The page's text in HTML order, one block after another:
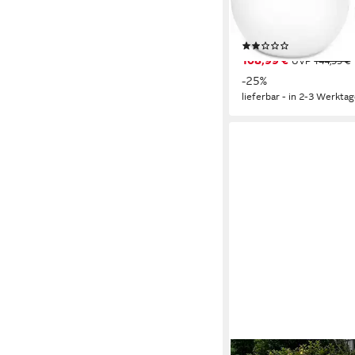
integriert, Warmweiß,
Erdspießen
108,99 € UVP144,99 €
-25%
lieferbar - in 2-3